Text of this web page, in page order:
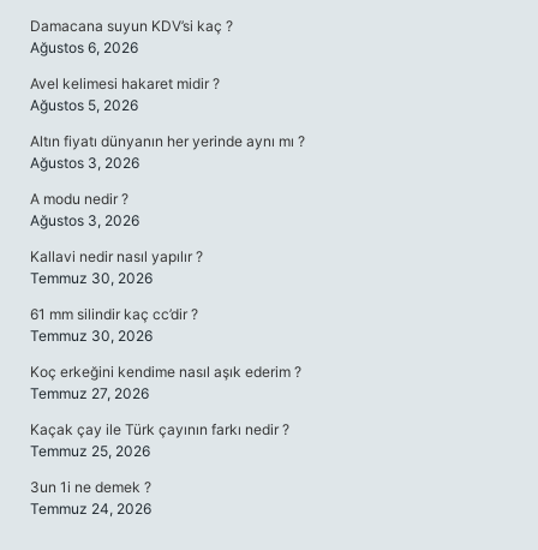
Damacana suyun KDV’si kaç ?
Ağustos 6, 2026
Avel kelimesi hakaret midir ?
Ağustos 5, 2026
Altın fiyatı dünyanın her yerinde aynı mı ?
Ağustos 3, 2026
A modu nedir ?
Ağustos 3, 2026
Kallavi nedir nasıl yapılır ?
Temmuz 30, 2026
61 mm silindir kaç cc’dir ?
Temmuz 30, 2026
Koç erkeğini kendime nasıl aşık ederim ?
Temmuz 27, 2026
Kaçak çay ile Türk çayının farkı nedir ?
Temmuz 25, 2026
3un 1i ne demek ?
Temmuz 24, 2026